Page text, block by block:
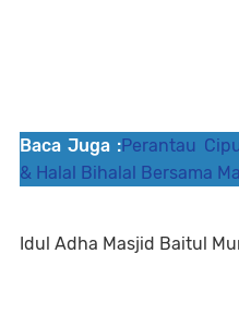
Baca Juga :Perantau
& Halal Bihalal Bersama
Idul Adha Masjid Baitul